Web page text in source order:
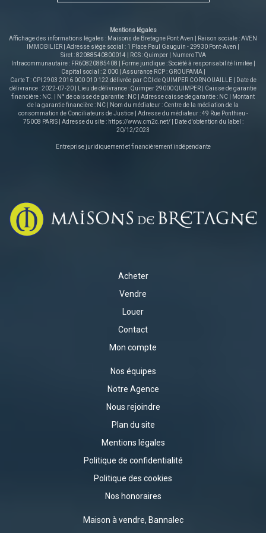
(3.7mx8m) viennent compléter cette propriété aux belles
prestations. Les informations sur les risques auxquels ce
bien est exposé sont disponibles sur le site Géorisques :
www.georisques.gouv.fr
Mentions légales
Affichage des informations légales : Maisons de Bretagne Pont Aven | Raison sociale : AVEN
IMMOBILIER | Adresse siège social : 1 Place Paul Gauguin - 29930 Pont-Aven |
Siret : 82088540800014 | RCS : Quimper | Numero TVA
Intracommunautaire : FR60820885408 | Forme juridique : Société à responsabilité limitée |
Capital social : 2 000 | Assurance RCP : GROUPAMA |
Carte T : CPI 2903 2016 000 010 122 délivrée par CCI de QUIMPER CORNOUAILLE | Date de
délivrance : 2022-07-20 | Lieu de délivrance : Quimper 29000 QUIMPER | Caisse de garantie
financière : NC. | N° de caisse de garantie : NC | Adresse caisse de garantie : NC | Montant
de la garantie financière : NC | Nom du médiateur : Centre de la médiation de la
consommation de Conciliateurs de Justice | Adresse du médiateur : 49 Rue Ponthieu -
75008 PARIS | Adresse du site : https://www.cm2c.net/| Date d'obtention du label :
20/12/2023
Entreprise juridiquement et financièrement indépendante
Acheter
Vendre
Louer
Contact
Mon compte
Nos équipes
Notre Agence
Nous rejoindre
Plan du site
Mentions légales
Politique de confidentialité
Politique des cookies
Nos honoraires
Maison à vendre, Bannalec